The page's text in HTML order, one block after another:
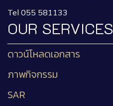
Tel 055 581133
OUR SERVICES
ดาวน์โหลดเอกสาร
ภาพกิจกรรม
SAR